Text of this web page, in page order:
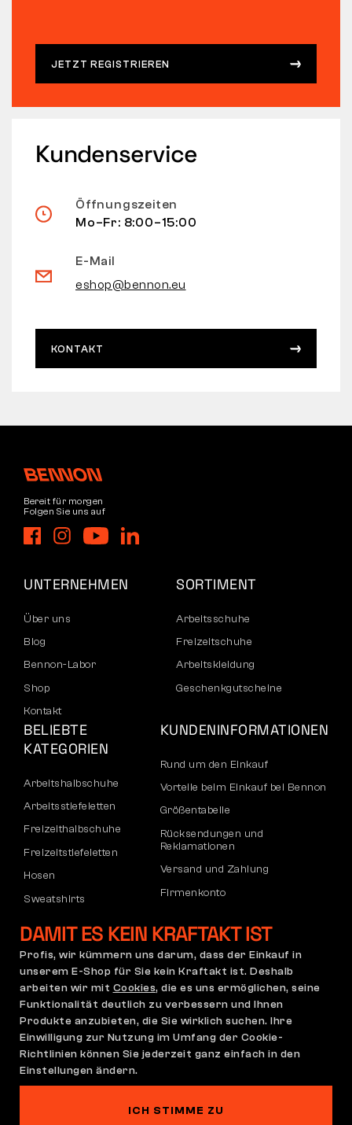
JETZT REGISTRIEREN
Kundenservice
Öffnungszeiten
Mo–Fr: 8:00–15:00
E-Mail
eshop@bennon.eu
KONTAKT
Bereit für morgen
Folgen Sie uns auf
UNTERNEHMEN
Über uns
Blog
Bennon-Labor
Shop
Kontakt
SORTIMENT
Arbeitsschuhe
Freizeitschuhe
Arbeitskleidung
Geschenkgutscheine
BELIEBTE
KATEGORIEN
Arbeitshalbschuhe
Arbeitsstiefeletten
Freizeithalbschuhe
Freizeitstiefeletten
Hosen
Sweatshirts
KUNDENINFORMATIONEN
Rund um den Einkauf
Vorteile beim Einkauf bei Bennon
Größentabelle
Rücksendungen und
Reklamationen
Versand und Zahlung
Firmenkonto
Reklamation und Garantie
Allgemeine
Geschäftsbedingungen
(AGB)
Reklamationsrichtlinie
Cookie-Einstellungen Datenschutzerklärung
DAMIT ES KEIN KRAFTAKT IST
Profis, wir kümmern uns darum, dass der Einkauf in
unserem E-Shop für Sie kein Kraftakt ist. Deshalb
arbeiten wir mit Cookies, die es uns ermöglichen, seine
Funktionalität deutlich zu verbessern und Ihnen
Produkte anzubieten, die Sie wirklich suchen. Ihre
Einwilligung zur Nutzung im Umfang der Cookie-
Richtlinien können Sie jederzeit ganz einfach in den
Einstellungen ändern.
ICH STIMME ZU